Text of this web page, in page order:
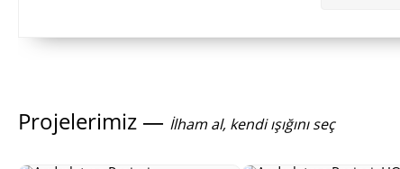
Projelerimiz — İlham al, kendi ışığını seç